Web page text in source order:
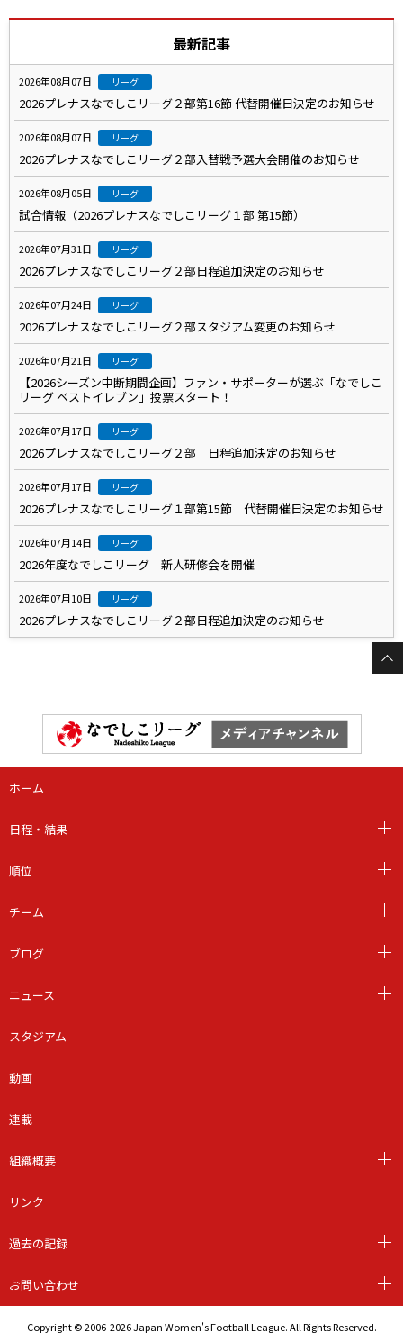
最新記事
2026年08月07日 リーグ
2026プレナスなでしこリーグ２部第16節 代替開催日決定のお知らせ
2026年08月07日 リーグ
2026プレナスなでしこリーグ２部入替戦予選大会開催のお知らせ
2026年08月05日 リーグ
試合情報（2026プレナスなでしこリーグ１部 第15節）
2026年07月31日 リーグ
2026プレナスなでしこリーグ２部日程追加決定のお知らせ
2026年07月24日 リーグ
2026プレナスなでしこリーグ２部スタジアム変更のお知らせ
2026年07月21日 リーグ
【2026シーズン中断期間企画】ファン・サポーターが選ぶ「なでしこ
リーグ ベストイレブン」投票スタート！
2026年07月17日 リーグ
2026プレナスなでしこリーグ２部 日程追加決定のお知らせ
2026年07月17日 リーグ
2026プレナスなでしこリーグ１部第15節 代替開催日決定のお知らせ
2026年07月14日 リーグ
2026年度なでしこリーグ 新人研修会を開催
2026年07月10日 リーグ
2026プレナスなでしこリーグ２部日程追加決定のお知らせ
ホーム
日程・結果
順位
チーム
ブログ
ニュース
スタジアム
動画
連載
組織概要
リンク
過去の記録
お問い合わせ
Copyright © 2006-2026 Japan Women's Football League. All Rights Reserved.